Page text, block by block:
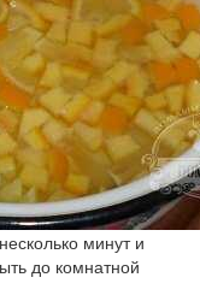
минут и
до комнатной